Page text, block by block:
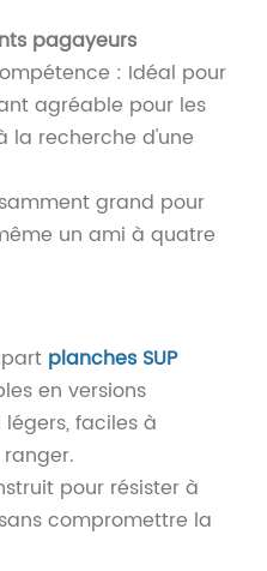
pagayeurs
: Idéal pour
agréable pour les
la recherche d'une
grand pour
un ami à quatre
planches SUP
en versions
faciles à
pour résister à
compromettre la